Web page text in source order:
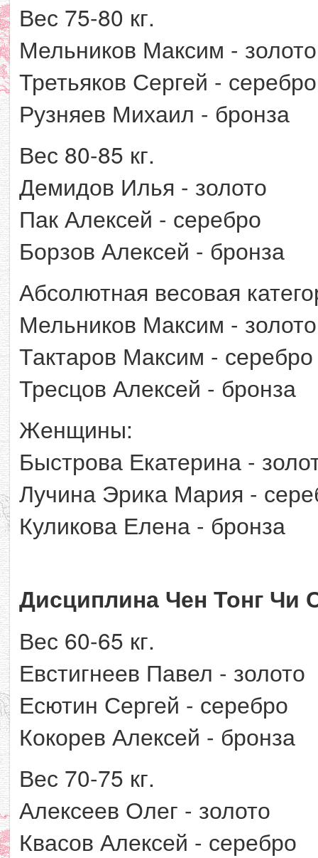
Вес 75-80 кг.
Мельников Максим - золото
Третьяков Сергей - серебро
Рузняев Михаил - бронза
Вес 80-85 кг.
Демидов Илья - золото
Пак Алексей - серебро
Борзов Алексей - бронза
Абсолютная весовая
Мельников Максим - золото
Тактаров Максим - серебро
Тресцов Алексей - бронза
Женщины:
Быстрова Екатерина -
Лучина Эрика Мария -
Куликова Елена - бронза
Дисциплина Чен Тонг Чи
Вес 60-65 кг.
Евстигнеев Павел - золото
Есютин Сергей - серебро
Кокорев Алексей - бронза
Вес 70-75 кг.
Алексеев Олег - золото
Квасов Алексей - серебро